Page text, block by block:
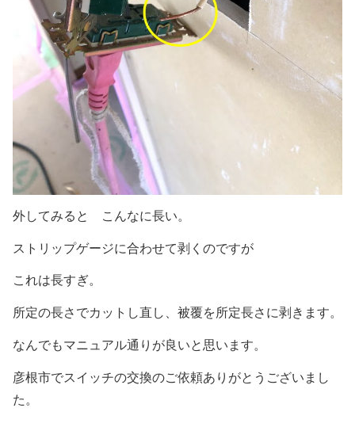
外してみると こんなに長い。
ストリップゲージに合わせて剥くのですが
これは長すぎ。
所定の長さでカットし直し、被覆を所定長さに剥きます。
なんでもマニュアル通りが良いと思います。
彦根市でスイッチの交換のご依頼ありがとうございまし
た。